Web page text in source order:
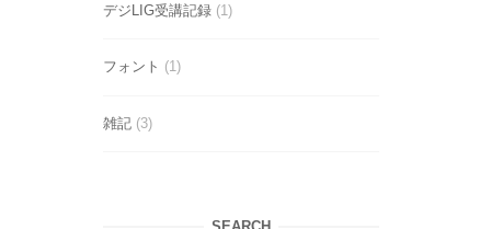
デジLIG受講記録 (1)
フォント (1)
雑記 (3)